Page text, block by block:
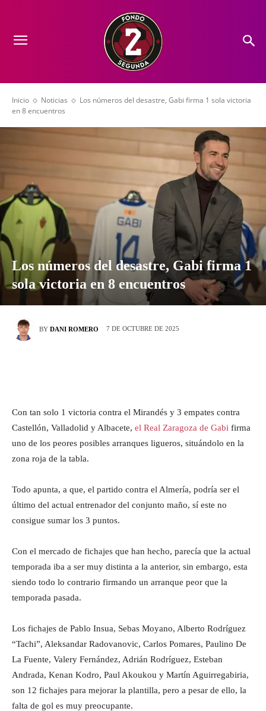
Inicio Noticias
Los números del desastre, Gabi firma 1 sola victoria
en 8 encuentros
Los números del desastre, Gabi firma 1
sola victoria en 8 encuentros
BY DANI ROMERO 7 DE OCTUBRE DE 2025
Con tan solo 1 victoria contra el Mirandés y 3 empates contra
Castellón, Valladolid y Albacete, el Real Zaragoza de Gabi firma
uno de los peores posibles arranques ligueros, situándolo en la
zona roja de la tabla.
Todo apunta, a que, el partido contra el Almería, podría ser el
último del actual entrenador del conjunto maño, sí este no
consigue sumar los 3 puntos.
Con el mercado de fichajes que han hecho, parecía que la actual
temporada iba a ser muy distinta a la anterior, sin embargo, esta
siendo todo lo contrario firmando un arranque peor que la
temporada pasada.
Los fichajes de Pablo Insua, Sebas Moyano, Alberto Rodríguez
“Tachi”, Aleksandar Radovanovic, Carlos Pomares, Paulino De
La Fuente, Valery Fernández, Adrián Rodríguez, Esteban
Andrada, Kenan Kodro, Paul Akoukou y Martín Aguirregabiria,
son 12 fichajes para mejorar la plantilla, pero a pesar de ello, la
falta de gol es muy preocupante.